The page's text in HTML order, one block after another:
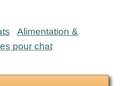
Alimentation &
pour chat